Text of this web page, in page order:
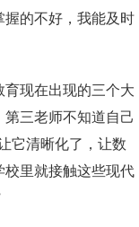
握的不好，我能及时
现在出现的三个大
三老师不知道自己
它清晰化了，让数
校里就接触这些现代